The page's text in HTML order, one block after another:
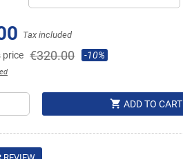
Tax included
price €320.00 -10%
shopping_cart ADD TO CART